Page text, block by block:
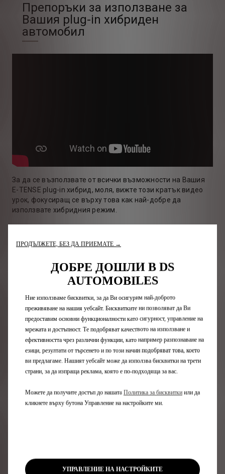
Препоръки за използване за
Вашия plug-in хибриден
автомобил
За да се възползвате от всички възможности на Вашия
E-TENSE plug-in хибрид, моля, вижте този кратък видео
урок, фокусиращ се върху това как най-добре да
използвате хибридния режим.
информация за разхода на гориво до подобряване на
пробега. Възползвайте се напълно от възможностите на
УРОЦИ ЗА
СВЪРЗАНИ
УСЛУГИ & MYDS
или информация за оборудването му? Открийте
всички наши видео уроци, като кликнете по-долу в
специалното приложение
ПРОДЪЛЖЕТЕ, БЕЗ ДА ПРИЕМАТЕ →
ДОБРЕ ДОШЛИ В DS
AUTOMOBILES
Ние използваме бисквитки, за да Ви осигурим най-доброто
преживяване на нашия уебсайт. Бисквитките ни позволяват да Ви
предоставим основни функционалности като сигурност, управление на
мрежата и достъпност. Те подобряват качеството на използване и
ефективността чрез различни функции, като например разпознаване на
езици, резултати от търсенето и по този начин подобряват това, което
ви предлагаме. Нашият уебсайт може да използва бисквитки на трети
страни, за да изпраща реклама, която е по-подходяща за вас.
Можете да получите достъп до нашата Политика за бисквитки или да
кликнете върху бутона Управление на настройките ми.
УПРАВЛЕНИЕ НА НАСТРОЙКИТЕ